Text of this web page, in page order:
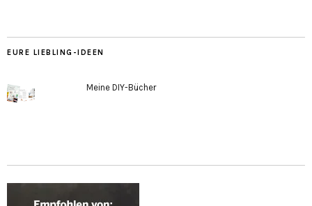
EURE LIEBLING-IDEEN
Meine DIY-Bücher